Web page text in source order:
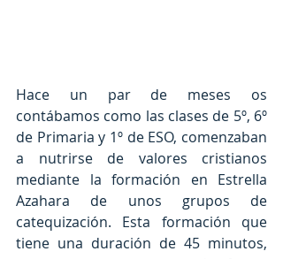
Hace un par de meses os
contábamos como las clases de 5º, 6º
de Primaria y 1º de ESO, comenzaban
a nutrirse de valores cristianos
mediante la formación en Estrella
Azahara de unos grupos de
catequización. Esta formación que
tiene una duración de 45 minutos,